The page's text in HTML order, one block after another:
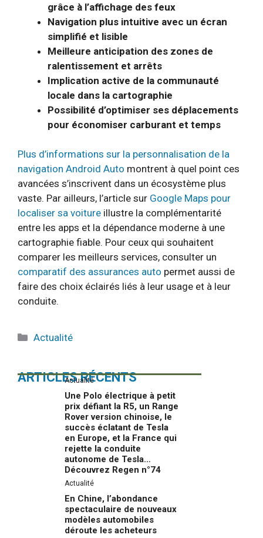
grâce à l’affichage des feux
Navigation plus intuitive avec un écran
simplifié et lisible
Meilleure anticipation des zones de
ralentissement et arrêts
Implication active de la communauté
locale dans la cartographie
Possibilité d’optimiser ses déplacements
pour économiser carburant et temps
Plus d’informations sur la personnalisation de la
navigation Android Auto montrent à quel point ces
avancées s’inscrivent dans un écosystème plus
vaste. Par ailleurs, l’article sur Google Maps pour
localiser sa voiture illustre la complémentarité
entre les apps et la dépendance moderne à une
cartographie fiable. Pour ceux qui souhaitent
comparer les meilleurs services, consulter un
comparatif des assurances auto permet aussi de
faire des choix éclairés liés à leur usage et à leur
conduite.
Catégories
Actualité
ARTICLES RÉCENTS
Actualité
Une Polo électrique à petit
prix défiant la R5, un Range
Rover version chinoise, le
succès éclatant de Tesla
en Europe, et la France qui
rejette la conduite
autonome de Tesla…
Découvrez Regen n°74
Actualité
En Chine, l’abondance
spectaculaire de nouveaux
modèles automobiles
déroute les acheteurs